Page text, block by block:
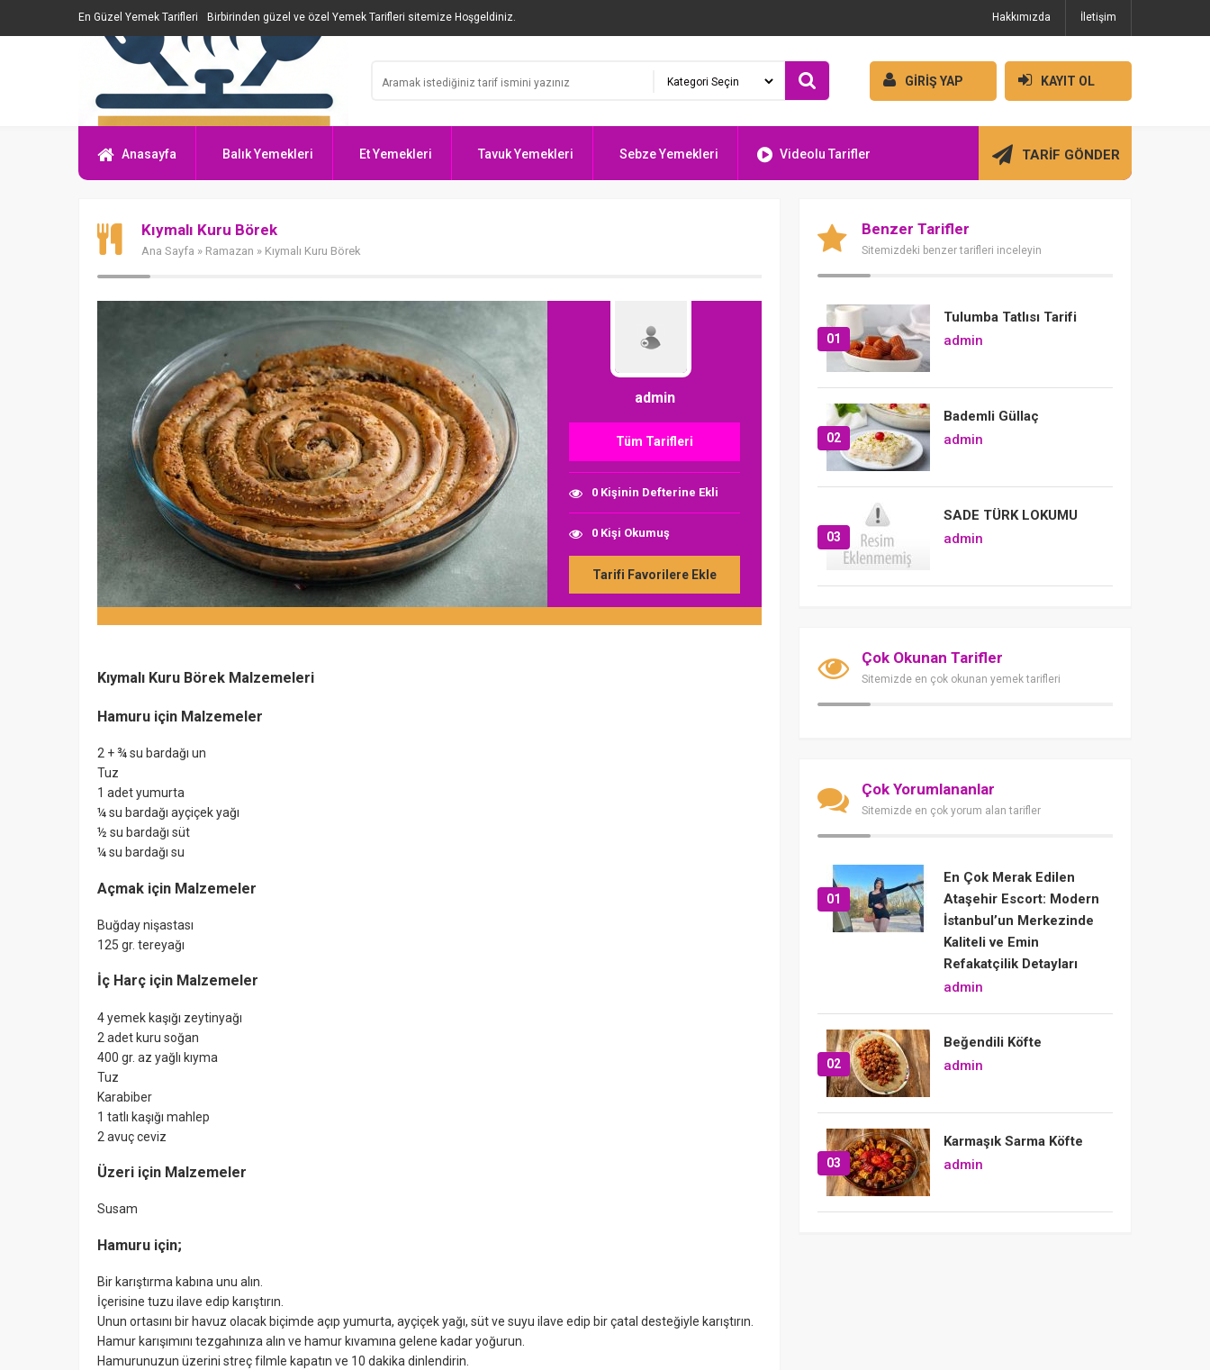
En Güzel Yemek Tarifleri Birbirinden güzel ve özel Yemek Tarifleri sitemize Hoşgeldiniz. Hakkımızda İletişim
GİRİŞ YAP KAYIT OL
Anasayfa Balık Yemekleri Et Yemekleri Tavuk Yemekleri Sebze Yemekleri Videolu Tarifler TARİF GÖNDER
Kıymalı Kuru Börek
Ana Sayfa » Ramazan » Kıymalı Kuru Börek
admin
Tüm Tarifleri
0 Kişinin Defterine Ekli
0 Kişi Okumuş
Tarifi Favorilere Ekle
Kıymalı Kuru Börek Malzemeleri
Hamuru için Malzemeler
2 + ¾ su bardağı un
Tuz
1 adet yumurta
¼ su bardağı ayçiçek yağı
½ su bardağı süt
¼ su bardağı su
Açmak için Malzemeler
Buğday nişastası
125 gr. tereyağı
İç Harç için Malzemeler
4 yemek kaşığı zeytinyağı
2 adet kuru soğan
400 gr. az yağlı kıyma
Tuz
Karabiber
1 tatlı kaşığı mahlep
2 avuç ceviz
Üzeri için Malzemeler
Susam
Hamuru için;
Bir karıştırma kabına unu alın.
İçerisine tuzu ilave edip karıştırın.
Unun ortasını bir havuz olacak biçimde açıp yumurta, ayçiçek yağı, süt ve suyu ilave edip bir çatal desteğiyle karıştırın.
Hamur karışımını tezgahınıza alın ve hamur kıvamına gelene kadar yoğurun.
Hamurunuzun üzerini streç filmle kapatın ve 10 dakika dinlendirin.
Benzer Tarifler
Sitemizdeki benzer tarifleri inceleyin
01
Tulumba Tatlısı Tarifi
admin
02
Bademli Güllaç
admin
03
SADE TÜRK LOKUMU
admin
Çok Okunan Tarifler
Sitemizde en çok okunan yemek tarifleri
Çok Yorumlananlar
Sitemizde en çok yorum alan tarifler
01
En Çok Merak Edilen
Ataşehir Escort: Modern
İstanbul’un Merkezinde
Kaliteli ve Emin
Refakatçilik Detayları
admin
02
Beğendili Köfte
admin
03
Karmaşık Sarma Köfte
admin